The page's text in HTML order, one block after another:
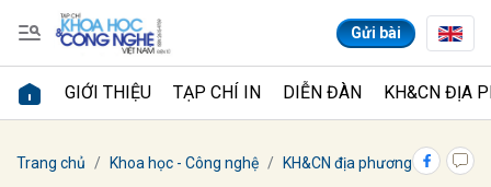
Gửi bài
GIỚI THIỆU TẠP CHÍ IN DIỄN ĐÀN KH&CN ĐỊA
Trang chủ Khoa học - Công nghệ KH&CN địa phương
Gửi bình luận